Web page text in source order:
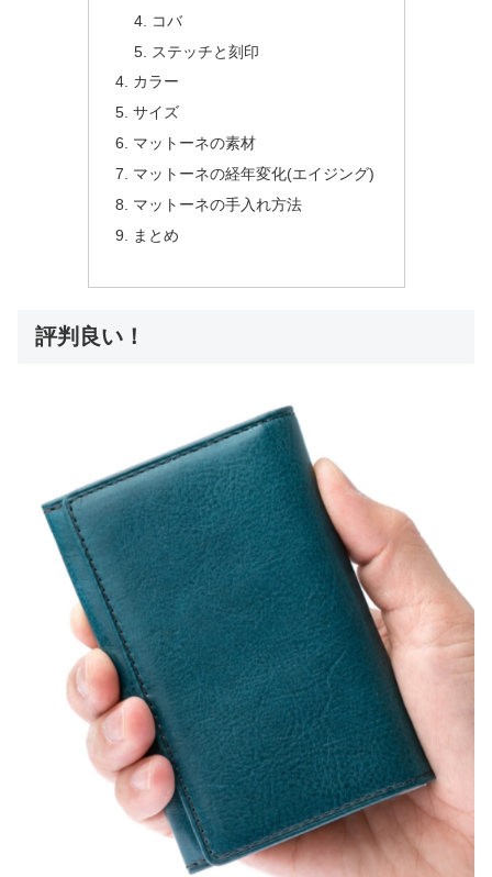
コバ
ステッチと刻印
カラー
サイズ
マットーネの素材
マットーネの経年変化(エイジング)
マットーネの手入れ方法
まとめ
評判良い！